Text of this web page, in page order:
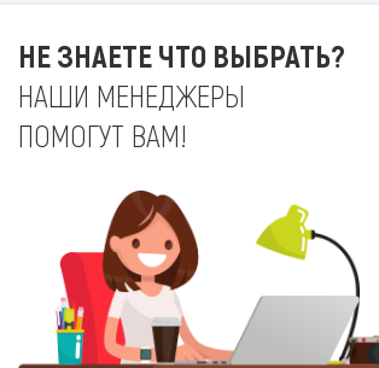
НЕ ЗНАЕТЕ ЧТО ВЫБРАТЬ?
НАШИ МЕНЕДЖЕРЫ
ПОМОГУТ ВАМ!